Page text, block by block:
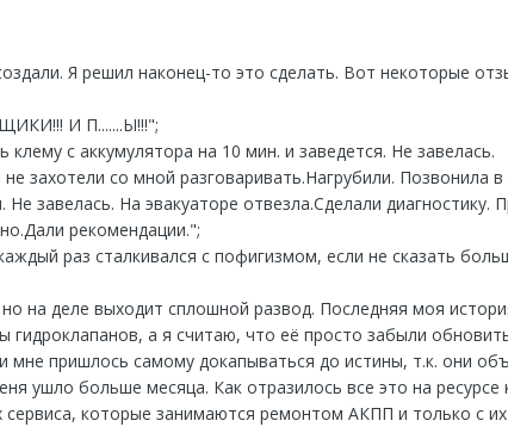
Я решил наконец-то это сделать. Вот некоторые
И П.......Ы!!!";
клему с аккумулятора на 10 мин. и заведется. Не завелась.
захотели со мной разговаривать.Нагрубили. Позвонила
завелась. На эвакуаторе отвезла.Сделали диагностику.
рекомендации.";
раз сталкивался с пофигизмом, если не сказать
на деле выходит сплошной развод. Последняя моя
а я считаю, что её просто забыли
мне пришлось самому докапываться до истины, т.к. они
ушло больше месяца. Как отразилось все это на ресурсе
сервиса, которые занимаются ремонтом АКПП и только с